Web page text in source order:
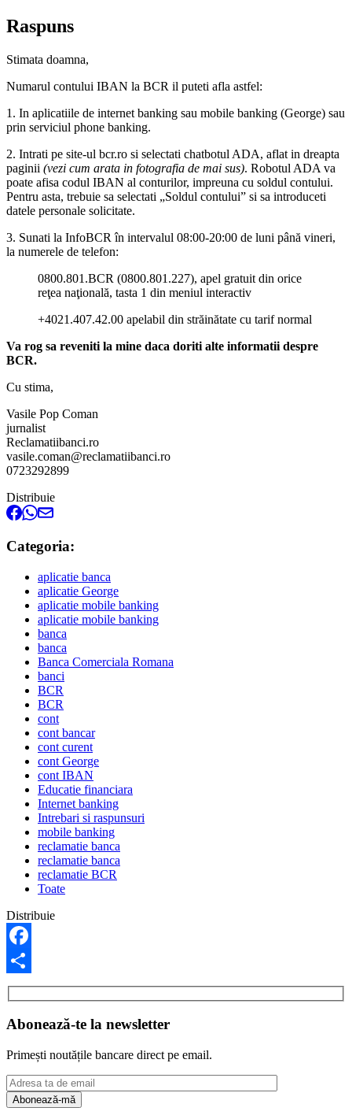
Raspuns
Stimata doamna,
Numarul contului IBAN la BCR il puteti afla astfel:
1. In aplicatiile de internet banking sau mobile banking (George) sau
prin serviciul phone banking.
2. Intrati pe site-ul bcr.ro si selectati chatbotul ADA, aflat in dreapta
paginii (vezi cum arata in fotografia de mai sus). Robotul ADA va
poate afisa codul IBAN al conturilor, impreuna cu soldul contului.
Pentru asta, trebuie sa selectati „Soldul contului” si sa introduceti
datele personale solicitate.
3. Sunati la InfoBCR în intervalul 08:00-20:00 de luni până vineri,
la numerele de telefon:
0800.801.BCR (0800.801.227), apel gratuit din orice
reţea naţională, tasta 1 din meniul interactiv
+4021.407.42.00 apelabil din străinătate cu tarif normal
Va rog sa reveniti la mine daca doriti alte informatii despre
BCR.
Cu stima,
Vasile Pop Coman
jurnalist
Reclamatiibanci.ro
vasile.coman@reclamatiibanci.ro
0723292899
Distribuie
Categoria:
aplicatie banca
aplicatie George
aplicatie mobile banking
aplicatie mobile banking
banca
banca
Banca Comerciala Romana
banci
BCR
BCR
cont
cont bancar
cont curent
cont George
cont IBAN
Educatie financiara
Internet banking
Intrebari si raspunsuri
mobile banking
reclamatie banca
reclamatie banca
reclamatie BCR
Toate
Distribuie
Facebook
Share
Abonează-te la newsletter
Primești noutățile bancare direct pe email.